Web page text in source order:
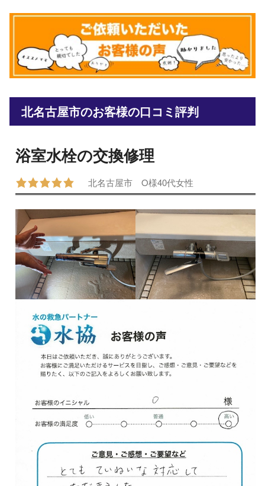
北名古屋市のお客様の口コミ評判
浴室水栓の交換修理
北名古屋市 O様40代女性